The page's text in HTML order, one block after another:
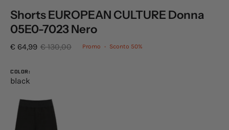
Shorts EUROPEAN CULTURE Donna
05E0-7023 Nero
€ 64,99 € 130,00 Promo • Sconto 50%
COLOR:
black